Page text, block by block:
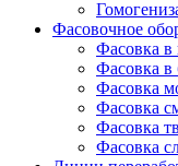
Фасовочное
Фасовка в
Фасовка в
Фасовка
Фасовка
Фасовка
Фасовка